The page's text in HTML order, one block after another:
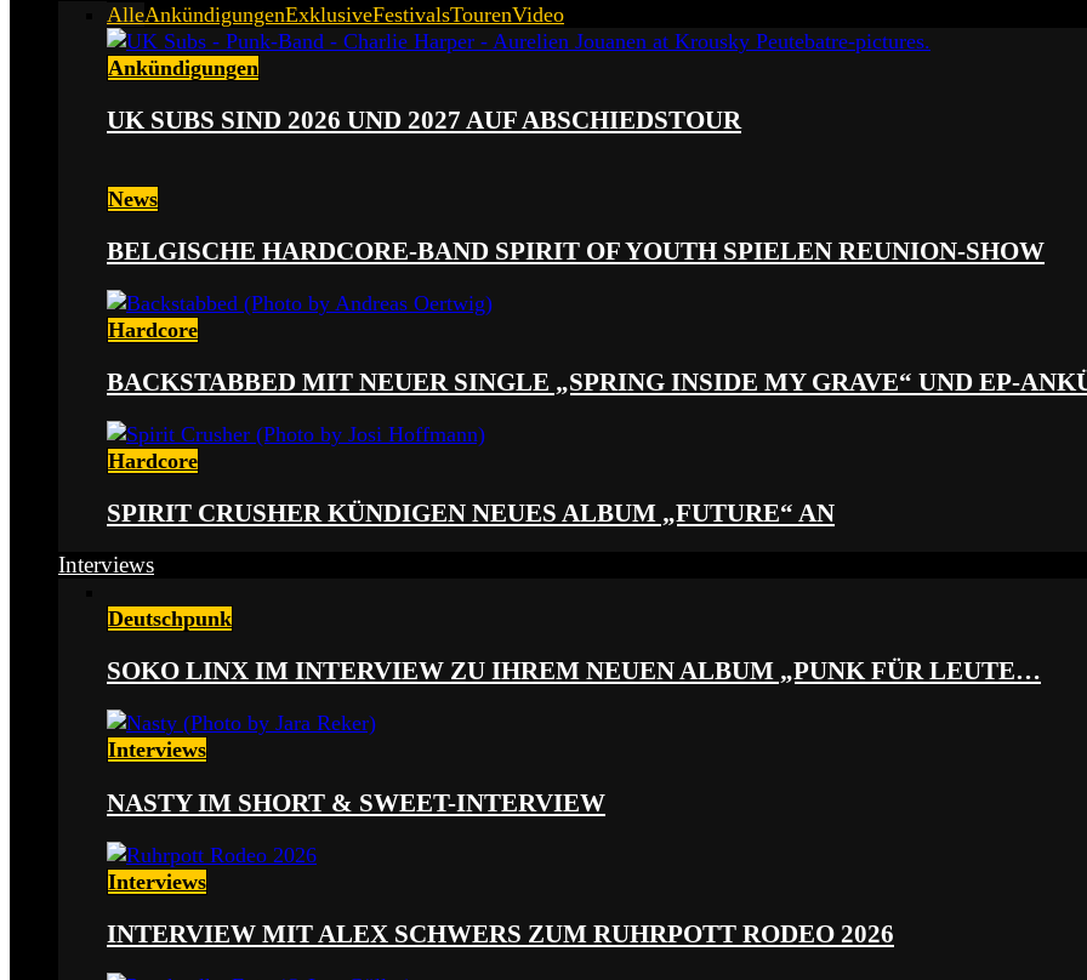
AlleAnkündigungenExklusiveFestivalsTourenVideo
Ankündigungen
UK SUBS SIND 2026 UND 2027 AUF ABSCHIEDSTOUR
News
BELGISCHE HARDCORE-BAND SPIRIT OF YOUTH SPIELEN REUNION-SHOW
Hardcore
BACKSTABBED MIT NEUER SINGLE „SPRING INSIDE MY GRAVE“ UND EP-
Hardcore
SPIRIT CRUSHER KÜNDIGEN NEUES ALBUM „FUTURE“ AN
Interviews
Deutschpunk
SOKO LINX IM INTERVIEW ZU IHREM NEUEN ALBUM „PUNK FÜR LEUTE…
Interviews
NASTY IM SHORT & SWEET-INTERVIEW
Interviews
INTERVIEW MIT ALEX SCHWERS ZUM RUHRPOTT RODEO 2026